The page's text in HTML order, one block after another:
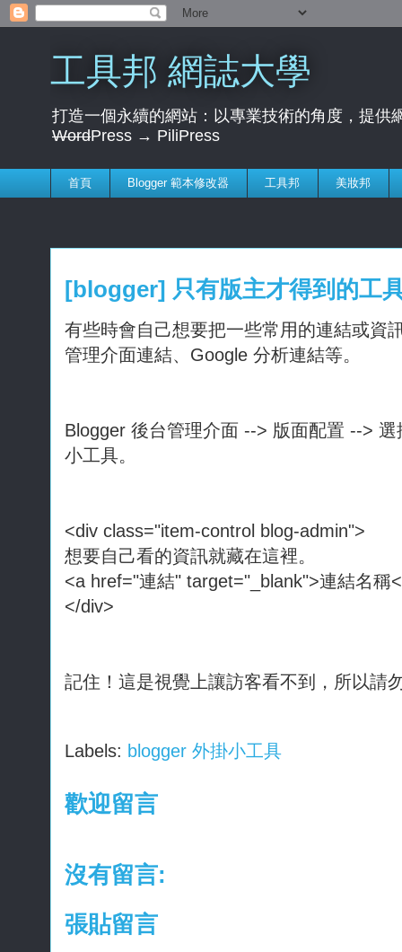
工具邦 網誌大學
打造一個永續的網站：以專業技術的角度，提供
WordPress → PiliPress
首頁 Blogger 範本修改器 工具邦 美妝邦
[blogger] 只有版主才得到的工
有些時會自己想要把一些常用的連結或資
管理介面連結、Google 分析連結等。
Blogger 後台管理介面 --> 版面配置 -->
小工具。
<div class="item-control blog-admin">
想要自己看的資訊就藏在這裡。
<a href="連結" target="_blank">連結名稱
</div>
記住！這是視覺上讓訪客看不到，所以請
Labels: blogger 外掛小工具
歡迎留言
沒有留言:
張貼留言